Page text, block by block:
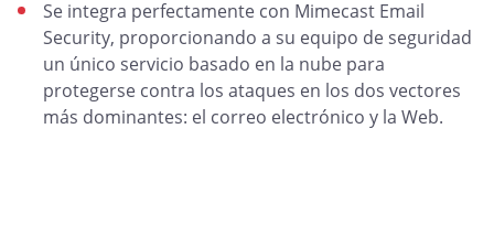
Se integra perfectamente con Mimecast Email
Security, proporcionando a su equipo de seguridad
un único servicio basado en la nube para
protegerse contra los ataques en los dos vectores
más dominantes: el correo electrónico y la Web.